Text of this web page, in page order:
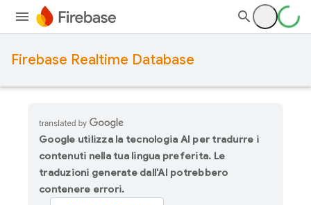
Firebase Realtime Database
Google utilizza la tecnologia AI per tradurre i
contenuti nella tua lingua preferita. Le
traduzioni generate dall'AI potrebbero
contenere errori.